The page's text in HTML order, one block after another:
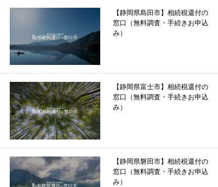
【静岡県島田市】相続税還付の
窓口（無料調査・手続きお申込
み）
【静岡県富士市】相続税還付の
窓口（無料調査・手続きお申込
み）
【静岡県磐田市】相続税還付の
窓口（無料調査・手続きお申込
み）